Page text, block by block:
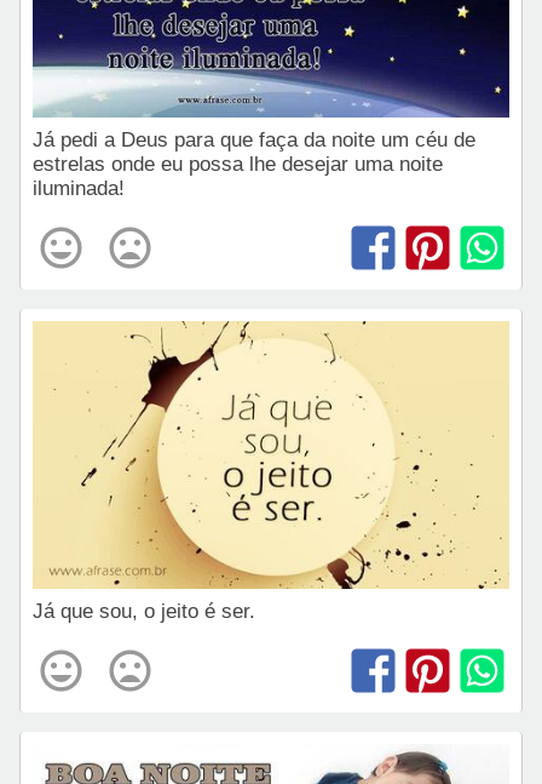
Já pedi a Deus para que faça da noite um céu de
estrelas onde eu possa lhe desejar uma noite
iluminada!
Já que sou, o jeito é ser.